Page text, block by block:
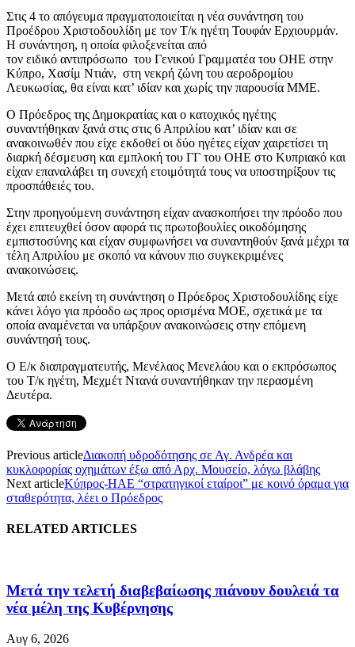
Στις 4 το απόγευμα πραγματοποιείται η νέα συνάντηση του
Προέδρου Χριστοδουλίδη με τον Τ/κ ηγέτη Τουφάν Ερχιουρμάν.
Η συνάντηση, η οποία φιλοξενείται από
τον ειδικό αντιπρόσωπο του Γενικού Γραμματέα του ΟΗΕ στην
Κύπρο, Χασίμ Ντιάν, στη νεκρή ζώνη του αεροδρομίου
Λευκωσίας, θα είναι κατ’ ιδίαν και χωρίς την παρουσία ΜΜΕ.
Ο Πρόεδρος της Δημοκρατίας και ο κατοχικός ηγέτης
συναντήθηκαν ξανά στις στις 6 Απριλίου κατ’ ιδίαν και σε
ανακοινωθέν που είχε εκδοθεί οι δύο ηγέτες είχαν χαιρετίσει τη
διαρκή δέσμευση και εμπλοκή του ΓΓ του ΟΗΕ στο Κυπριακό και
είχαν επαναλάβει τη συνεχή ετοιμότητά τους να υποστηρίξουν τις
προσπάθειές του.
Στην προηγούμενη συνάντηση είχαν ανασκοπήσει την πρόοδο που
έχει επιτευχθεί όσον αφορά τις πρωτοβουλίες οικοδόμησης
εμπιστοσύνης και είχαν συμφωνήσει να συναντηθούν ξανά μέχρι τα
τέλη Απριλίου με σκοπό να κάνουν πιο συγκεκριμένες
ανακοινώσεις.
Μετά από εκείνη τη συνάντηση ο Πρόεδρος Χριστοδουλίδης είχε
κάνει λόγο για πρόοδο ως προς ορισμένα ΜΟΕ, σχετικά με τα
οποία αναμένεται να υπάρξουν ανακοινώσεις στην επόμενη
συνάντησή τους.
Ο Ε/κ διαπραγματευτής, Μενέλαος Μενελάου και ο εκπρόσωπος
του Τ/κ ηγέτη, Μεχμέτ Ντανά συναντήθηκαν την περασμένη
Δευτέρα.
Previous articleΔιακοπή υδροδότησης σε Αγ. Ανδρέα και
κυκλοφορίας οχημάτων έξω από Αρχ. Μουσείο, λόγω βλάβης
Next articleΚύπρος-ΗΑΕ “στρατηγικοί εταίροι” με κοινό όραμα για
σταθερότητα, λέει ο Πρόεδρος
RELATED ARTICLES
Μετά την τελετή διαβεβαίωσης πιάνουν δουλειά τα
νέα μέλη της Κυβέρνησης
Αυγ 6, 2026